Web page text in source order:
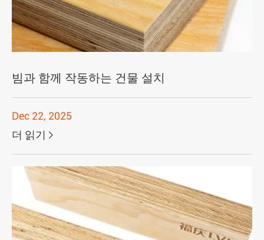
빔과 함께 작동하는 건물 설치
Dec 22, 2025
더 읽기 